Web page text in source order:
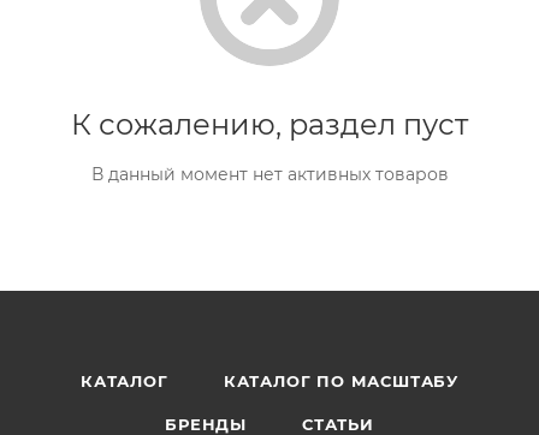
К сожалению, раздел пуст
В данный момент нет активных товаров
КАТАЛОГ КАТАЛОГ ПО МАСШТАБУ
БРЕНДЫ СТАТЬИ